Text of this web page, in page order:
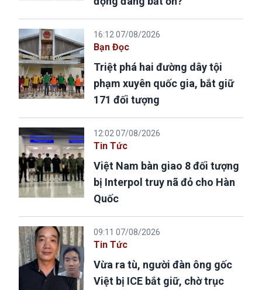
16:12 07/08/2026
Bạn Đọc
Triệt phá hai đường dây tội
phạm xuyên quốc gia, bắt giữ
171 đối tượng
12:02 07/08/2026
Tin Tức
Việt Nam bàn giao 8 đối tượng
bị Interpol truy nã đỏ cho Hàn
Quốc
09:11 07/08/2026
Tin Tức
Vừa ra tù, người đàn ông gốc
Việt bị ICE bắt giữ, chờ trục